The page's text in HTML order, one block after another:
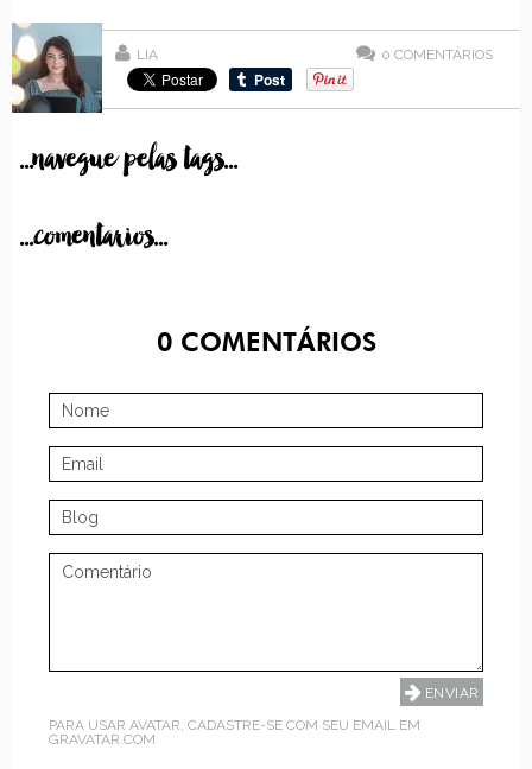
LIA 0 COMENTÁRIOS
...navegue pelas tags...
...comentarios...
0COMENTÁRIOS
PARA USAR AVATAR, CADASTRE-SE COM SEU EMAIL EM
GRAVATAR.COM